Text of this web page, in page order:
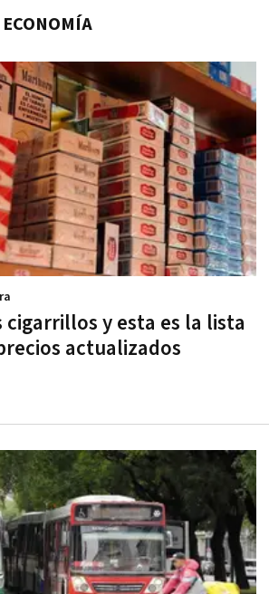
y esta es la lista
actualizados